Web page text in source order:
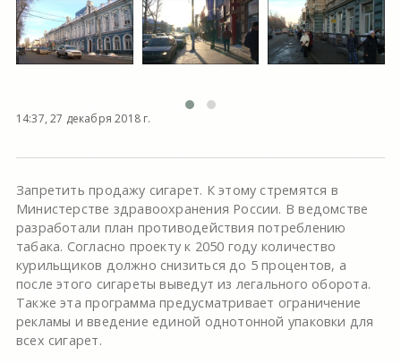
14:37, 27 декабря 2018 г.
Запретить продажу сигарет. К этому стремятся в
Министерстве здравоохранения России. В ведомстве
разработали план противодействия потреблению
табака. Согласно проекту к 2050 году количество
курильщиков должно снизиться до 5 процентов, а
после этого сигареты выведут из легального оборота.
Также эта программа предусматривает ограничение
рекламы и введение единой однотонной упаковки для
всех сигарет.